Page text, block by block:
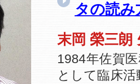
タの読
末岡 榮三朗
1984年佐賀
として臨床